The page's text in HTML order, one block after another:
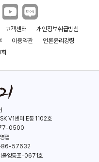
퍼펙트 타겟
고객센터
개인정보취급방침
이용약관
언론윤리강령
V1센터 E동 1102호
0500
엽
86-57632
울영등포-0671호